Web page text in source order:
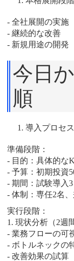
- 全社展開の実施
- 継続的な改善
- 新規用途の開発
今日
順
導入プロセ
準備段階：
- 目的：具体的な
- 予算：初期投資
- 期間：試験導入
- 体制：専任2名
実行段階：
1. 現状分析（2週
- 業務フローの可
- ボトルネックの
- 改善効果の試算